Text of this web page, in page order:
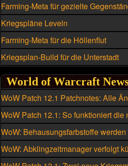
Farming-Meta für gezielte
Kriegspläne Leveln
Farming-Meta für die Höllenflut
Kriegsplan-Build für die Unterstadt
World of Warcraft
WoW Patch 12.1 Patchnotes: Alle
WoW Patch 12.1: So funktioniert die
WoW: Behausungsfarbstoffe
kriegsmeutengebunden
WoW: Abklingzeitmanager verfolgt
Schmuckstücke